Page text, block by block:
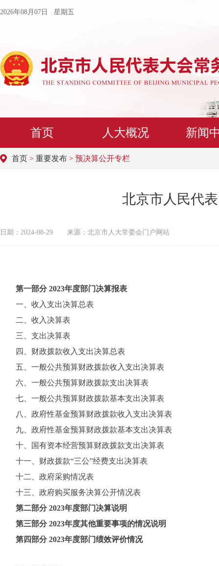
2026年08月07日 星期五
首页 人大概况 新闻
首页 > 重要发布 > 预决算公开专栏
北京市人民代
日期：2024-08-29 来源：北京市人大常委会门户网站
第一部分 2023年度部门决算报表
一、收入支出决算总表
二、收入决算表
三、支出决算表
四、财政拨款收入支出决算总表
五、一般公共预算财政拨款收入支出决算表
六、一般公共预算财政拨款支出决算表
七、一般公共预算财政拨款基本支出决算表
八、政府性基金预算财政拨款收入支出决算表
九、政府性基金预算财政拨款基本支出决算表
十、国有资本经营预算财政拨款支出决算表
十一、财政拨款“三公”经费支出决算表
十二、政府采购情况表
十三、政府购买服务决算公开情况表
第二部分 2023年度部门决算说明
第三部分 2023年度其他重要事项的情况说明
第四部分 2023年度部门绩效评价情况